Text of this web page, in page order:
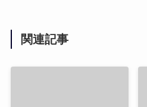
関連記事